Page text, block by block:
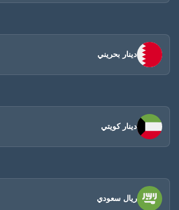
دينار بحريني
دينار كويتي
ريال سعودي